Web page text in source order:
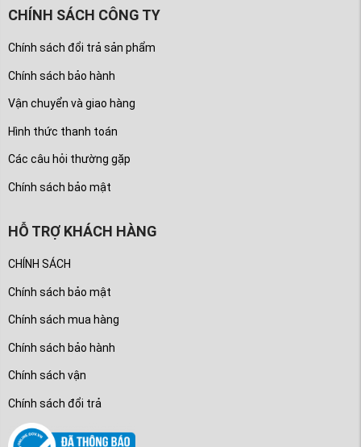
CHÍNH SÁCH CÔNG TY
Chính sách đổi trả sản phẩm
Chính sách bảo hành
Vận chuyển và giao hàng
Hình thức thanh toán
Các câu hỏi thường gặp
Chính sách bảo mật
HỖ TRỢ KHÁCH HÀNG
CHÍNH SÁCH
Chính sách bảo mật
Chính sách mua hàng
Chính sách bảo hành
Chính sách vận
Chính sách đổi trả